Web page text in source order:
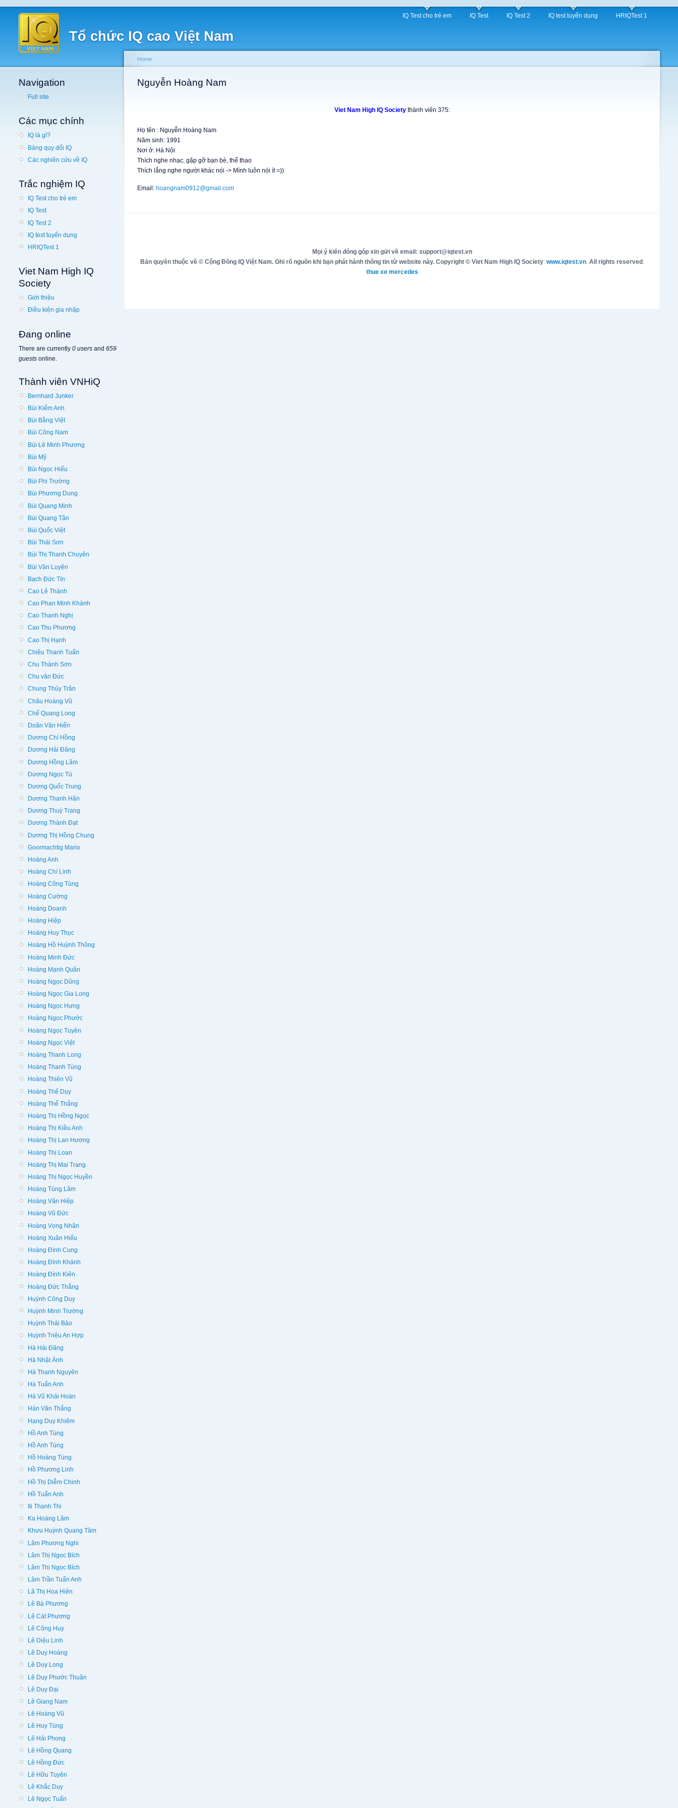
Tổ chức IQ cao Việt Nam
IQ Test cho trẻ em IQ Test IQ Test 2 IQ test tuyển dụng HRIQTest 1
Navigation
Full site
Các mục chính
IQ là gì?
Bảng quy đổi IQ
Các nghiên cứu về IQ
Trắc nghiệm IQ
IQ Test cho trẻ em
IQ Test
IQ Test 2
IQ test tuyển dụng
HRIQTest 1
Viet Nam High IQ
Society
Giới thiệu
Điều kiện gia nhập
Đang online
There are currently 0 users and 659
guests online.
Thành viên VNHiQ
Bernhard Junker
Bùi Kiếm Anh
Bùi Bằng Việt
Bùi Công Nam
Bùi Lê Minh Phương
Bùi Mỹ
Bùi Ngọc Hiếu
Bùi Phi Trường
Bùi Phương Dung
Bùi Quang Minh
Bùi Quang Tân
Bùi Quốc Việt
Bùi Thái Sơn
Bùi Thị Thanh Chuyên
Bùi Văn Luyện
Bạch Đức Tín
Cao Lê Thành
Cao Phan Minh Khánh
Cao Thanh Nghị
Cao Thu Phương
Cao Thị Hạnh
Chiêu Thanh Tuấn
Chu Thành Sơn
Chu văn Đức
Chung Thủy Trân
Châu Hoàng Vũ
Chế Quang Long
Doãn Văn Hiến
Dương Chí Hồng
Dương Hải Đăng
Dương Hồng Lãm
Dương Ngọc Tú
Dương Quốc Trung
Dương Thanh Hân
Dương Thuỳ Trang
Dương Thành Đạt
Dương Thị Hồng Chung
Goormachtig Mario
Hoàng Anh
Hoàng Chí Linh
Hoàng Công Tùng
Hoàng Cường
Hoàng Doanh
Hoàng Hiệp
Hoàng Huy Thục
Hoàng Hồ Huỳnh Thông
Hoàng Minh Đức
Hoàng Mạnh Quân
Hoàng Ngọc Dũng
Hoàng Ngọc Gia Long
Hoàng Ngọc Hưng
Hoàng Ngọc Phước
Hoàng Ngọc Tuyên
Hoàng Ngọc Việt
Hoàng Thanh Long
Hoàng Thanh Tùng
Hoàng Thiên Vũ
Hoàng Thế Duy
Hoàng Thế Thắng
Hoàng Thị Hồng Ngọc
Hoàng Thị Kiều Anh
Hoàng Thị Lan Hương
Hoàng Thị Loan
Hoàng Thị Mai Trang
Hoàng Thị Ngọc Huyền
Hoàng Tùng Lâm
Hoàng Văn Hiệp
Hoàng Vũ Đức
Hoàng Vọng Nhân
Hoàng Xuân Hiếu
Hoàng Đình Cung
Hoàng Đình Khánh
Hoàng Đình Kiên
Hoàng Đức Thắng
Huỳnh Công Duy
Huỳnh Minh Trường
Huỳnh Thái Bảo
Huỳnh Triệu An Hợp
Hà Hải Đăng
Hà Nhật Ánh
Hà Thanh Nguyên
Hà Tuấn Anh
Hà Vũ Khải Hoàn
Hàn Văn Thắng
Hạng Duy Khiêm
Hồ Anh Tùng
Hồ Anh Tùng
Hồ Hoàng Tùng
Hồ Phương Linh
Hồ Thị Diễm Chinh
Hồ Tuấn Anh
Ili Thanh Thi
Ka Hoàng Lâm
Khưu Huỳnh Quang Tâm
Lâm Phương Nghi
Lâm Thị Ngọc Bích
Lâm Thị Ngọc Bích
Lâm Trần Tuấn Anh
Lã Thị Hoa Hiên
Lê Bá Phương
Lê Cát Phương
Lê Công Huy
Lê Diệu Linh
Lê Duy Hoàng
Lê Duy Long
Lê Duy Phước Thuận
Lê Duy Đại
Lê Giang Nam
Lê Hoàng Vũ
Lê Huy Tùng
Lê Hải Phong
Lê Hồng Quang
Lê Hồng Đức
Lê Hữu Tuyên
Lê Khắc Duy
Lê Ngọc Tuấn
Home
Nguyễn Hoàng Nam
Viet Nam High IQ Societythành viên 375:
Họ tên : Nguyễn Hoàng Nam
Năm sinh: 1991
Nơi ở: Hà Nội
Thích nghe nhạc, gặp gỡ bạn bè, thể thao
Thích lắng nghe người khác nói -> Mình luôn nói ít =))
Email: hoangnam0912@gmail.com
Mọi ý kiến đóng góp xin gửi về email: support@iqtest.vn
Bản quyền thuộc về © Cộng Đồng IQ Việt Nam. Ghi rõ nguồn khi bạn phát hành thông tin từ website này. Copyright © Viet Nam High IQ Society: www.iqtest.vn. All rights reserved .
thue xe mercedes